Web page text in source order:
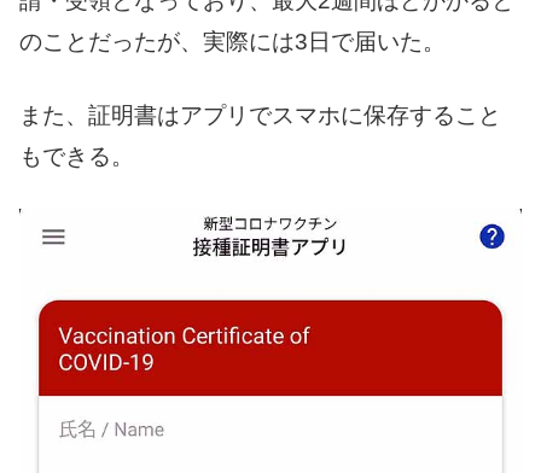
のことだったが、実際には3日で届いた。
また、証明書はアプリでスマホに保存すること
もできる。